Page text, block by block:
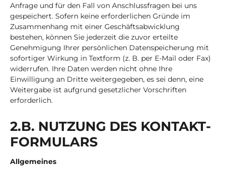
Anfrage und für den Fall von Anschlussfragen bei uns
gespeichert. Sofern keine erforderlichen Gründe im
Zusammenhang mit einer Geschäftsabwicklung
bestehen, können Sie jederzeit die zuvor erteilte
Genehmigung Ihrer persönlichen Datenspeicherung mit
sofortiger Wirkung in Textform (z. B. per E-Mail oder Fax)
widerrufen. Ihre Daten werden nicht ohne Ihre
Einwilligung an Dritte weitergegeben, es sei denn, eine
Weitergabe ist aufgrund gesetzlicher Vorschriften
erforderlich.
2.B. NUT­ZUNG DES KON­TAKT­
FOR­MU­LARS
Allgemeines